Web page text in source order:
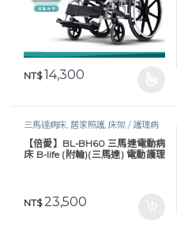
NT$14,300
三馬達病床, 居家照護,床架 / 護理病
床,護理床具及配件, 長照專區,預防褥
瘡
【倍愛】BL-BH60 三馬達電動病
床 B-life (附輪)(三馬達) 電動護理
NT$23,500